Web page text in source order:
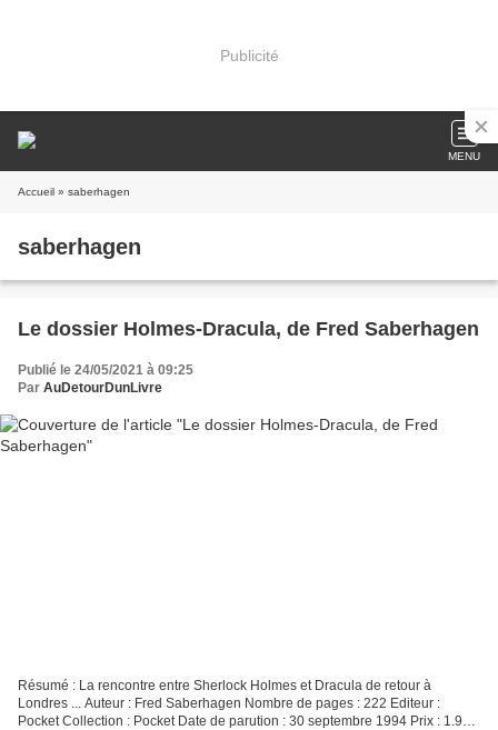
Publicité
MENU
Accueil » saberhagen
saberhagen
Le dossier Holmes-Dracula, de Fred Saberhagen
Publié le 24/05/2021 à 09:25
Par AuDetourDunLivre
Résumé : La rencontre entre Sherlock Holmes et Dracula de retour à
Londres ... Auteur : Fred Saberhagen Nombre de pages : 222 Editeur :
Pocket Collection : Pocket Date de parution : 30 septembre 1994 Prix : 1.99